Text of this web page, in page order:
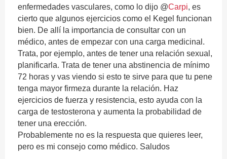
enfermedades vasculares, como lo dijo @Carpi, es
cierto que algunos ejercicios como el Kegel funcionan
bien. De allí la importancia de consultar con un
médico, antes de empezar con una carga medicinal.
Trata, por ejemplo, antes de tener una relación sexual,
planificarla. Trata de tener una abstinencia de mínimo
72 horas y vas viendo si esto te sirve para que tu pene
tenga mayor firmeza durante la relación. Haz
ejercicios de fuerza y resistencia, esto ayuda con la
carga de testosterona y aumenta la probabilidad de
tener una erección.
Probablemente no es la respuesta que quieres leer,
pero es mi consejo como médico. Saludos